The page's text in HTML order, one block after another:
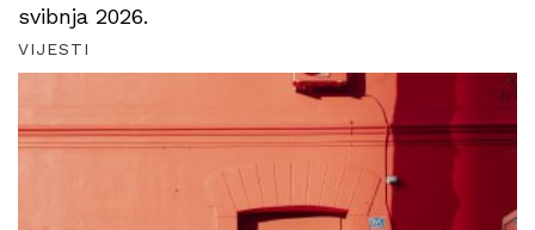
svibnja 2026.
VIJESTI